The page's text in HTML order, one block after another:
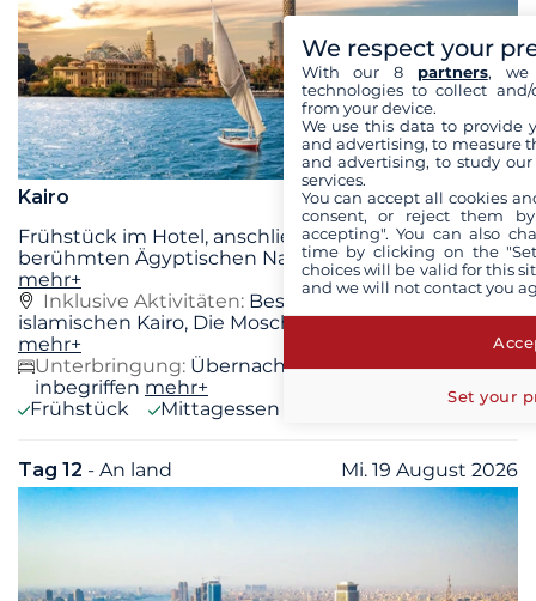
Kairo
Frühstück im Hotel, anschließend Besuch des
berühmten Ägyptischen Nationalmuseums, des...
mehr+
Inklusive Aktivitäten: Besichtigung des
islamischen Kairo, Die Moschee von Muhammad Ali,
mehr+
Unterbringung: Übernachtung im Hotel
inbegriffen mehr+
Frühstück
Mittagessen
Tag 12 - An land Mi. 19 August 2026
We respect your
With our 8 partners, we
technologies to collect
from your device.
We use this data to provide
and advertising, to measure
and advertising, to study
services.
You can accept all cookies
consent, or reject them
accepting". You can also
time by clicking on the
choices will be valid for this
and we will not contact you
Set your